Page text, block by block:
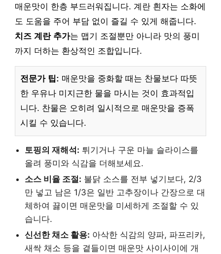
매운맛이 한층 부드러워집니다. 계란 흰자는 소화에
도 도움을 주어 부담 없이 즐길 수 있게 해줍니다.
치즈 계란 추가는 맵기 조절뿐만 아니라 맛의 풍미
까지 더하는 환상적인 조합입니다.
전문가 팁: 매운맛을 중화할 때는 찬물보다 따뜻
한 우유나 미지근한 물을 마시는 것이 효과적입
니다. 찬물은 오히려 일시적으로 매운맛을 증폭
시킬 수 있습니다.
토핑의 재해석: 튀기거나 구운 마늘 슬라이스를
올려 풍미와 식감을 더해보세요.
소스 비율 조절: 불닭 소스를 전부 넣기보다, 2/3
만 넣고 남은 1/3은 일반 고추장이나 간장으로 대
체하여 끓이면 매운맛을 미세하게 조절할 수 있
습니다.
신선한 채소 활용: 아삭한 식감의 양파, 파프리카,
새싹 채소 등을 곁들이면 매운맛 사이사이에 개